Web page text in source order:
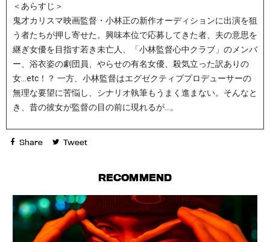
＜あらすじ＞
鬼才カリスマ映画監督・小林正の新作オーディションに出演を狙
う者たちが押し寄せた。興味本位で応募してきた者、夫の意思を
継ぎ女優を目指す若き未亡人、「小林監督心中クラブ」のメンバ
ー、浴衣姿の劇団員、やらせの有名女優、殺気立った訳ありの
女…etc！？ 一方、小林監督はエグゼクティブプロデューサーの
無理な要望に苦悩し、シナリオ執筆もうまく進まない。そんなと
き、昔の彼女が監督の目の前に現れるが…。
Share Tweet
RECOMMEND